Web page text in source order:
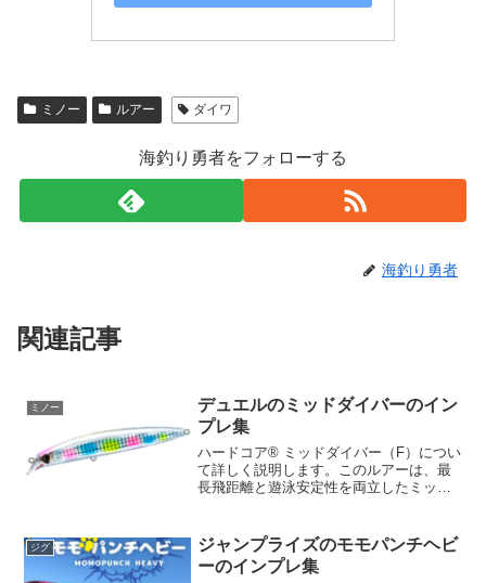
ミノー ルアー ダイワ
海釣り勇者をフォローする
海釣り勇者
関連記事
ミノー
デュエルのミッドダイバーのイン
プレ集
ハードコア® ミッドダイバー（F）につい
て詳しく説明します。このルアーは、最
長飛距離と遊泳安定性を両立したミッド
ングステンボールを搭載しています。こ
れはユニークな機...
ジグ
ジャンプライズのモモパンチヘビ
ーのインプレ集